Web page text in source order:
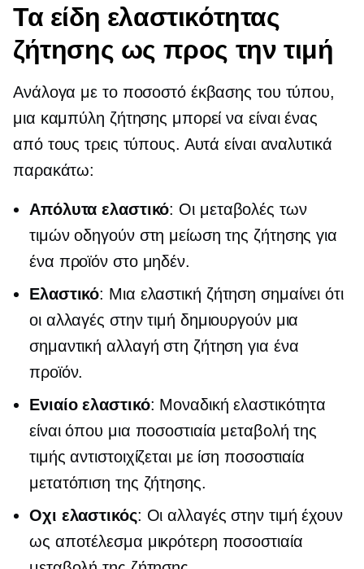
Τα είδη ελαστικότητας
ζήτησης ως προς την τιμή
Ανάλογα με το ποσοστό έκβασης του τύπου,
μια καμπύλη ζήτησης μπορεί να είναι ένας
από τους τρεις τύπους. Αυτά είναι αναλυτικά
παρακάτω:
Απόλυτα ελαστικό: Οι μεταβολές των
τιμών οδηγούν στη μείωση της ζήτησης για
ένα προϊόν στο μηδέν.
Ελαστικό: Μια ελαστική ζήτηση σημαίνει ότι
οι αλλαγές στην τιμή δημιουργούν μια
σημαντική αλλαγή στη ζήτηση για ένα
προϊόν.
Ενιαίο ελαστικό: Μοναδική ελαστικότητα
είναι όπου μια ποσοστιαία μεταβολή της
τιμής αντιστοιχίζεται με ίση ποσοστιαία
μετατόπιση της ζήτησης.
Οχι ελαστικός: Οι αλλαγές στην τιμή έχουν
ως αποτέλεσμα μικρότερη ποσοστιαία